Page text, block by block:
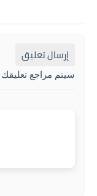
إرسال تعليق
سيتم مراجع